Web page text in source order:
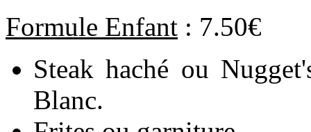
Formule Enfant : 7.50€
Steak haché ou
Blanc.